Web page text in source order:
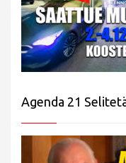
Agenda 21